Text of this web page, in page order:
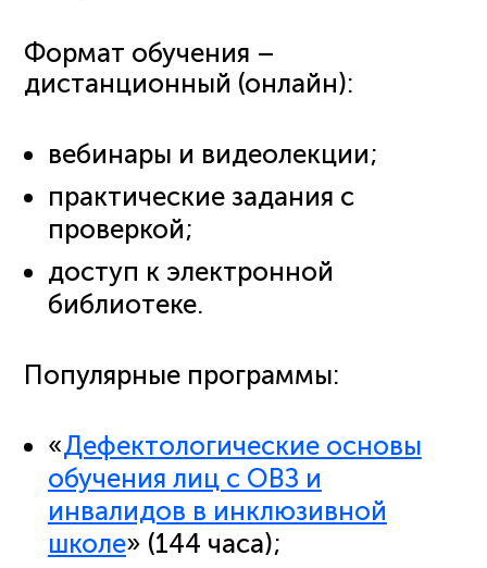
Формат обучения –
дистанционный (онлайн):
вебинары и видеолекции;
практические задания с
проверкой;
доступ к электронной
библиотеке.
Популярные программы:
«Дефектологические основы
обучения лиц с ОВЗ и
инвалидов в инклюзивной
школе» (144 часа);